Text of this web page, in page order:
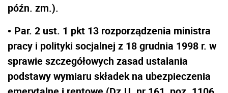
późn. zm.).
• Par. 2 ust. 1 pkt 13 rozporządzenia ministra
pracy i polityki socjalnej z 18 grudnia 1998 r. w
sprawie szczegółowych zasad ustalania
podstawy wymiaru składek na ubezpieczenia